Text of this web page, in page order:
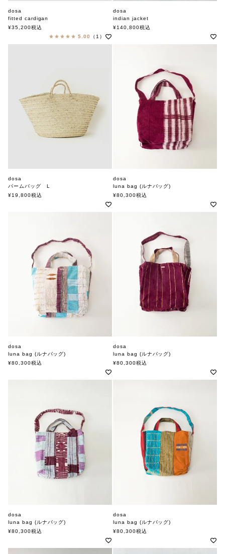
dosa
fitted cardigan
ドーサ
¥35,200税込
5.00
（1）
dosa
indian jacket
ドーサ
¥140,800税込
dosa
パームバッグ L
ドーサ
¥19,800税込
dosa
luna bag (ルナバッグ)
ドーサ
¥80,300税込
dosa
luna bag (ルナバッグ)
ドーサ
¥80,300税込
dosa
luna bag (ルナバッグ)
ドーサ
¥80,300税込
dosa
luna bag (ルナバッグ)
ドーサ
¥80,300税込
dosa
luna bag (ルナバッグ)
ドーサ
¥80,300税込